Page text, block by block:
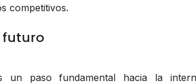
competitivos.
futuro
un paso fundamental hacia la